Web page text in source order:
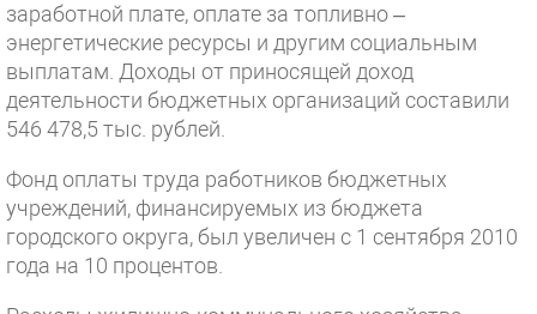
заработной плате, оплате за топливно –
энергетические ресурсы и другим социальным
выплатам. Доходы от приносящей доход
деятельности бюджетных организаций составили
546 478,5 тыс. рублей.
Фонд оплаты труда работников бюджетных
учреждений, финансируемых из бюджета
городского округа, был увеличен с 1 сентября 2010
года на 10 процентов.